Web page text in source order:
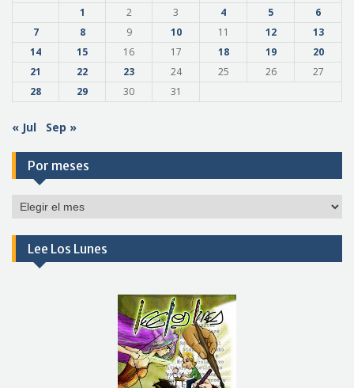
1 2 3 4 5
6
7
8 9 10 11 12
13
14
15 16 17 18 19
20
21
22 23 24 25 26
27
28
29 30 31
« Jul Sep »
Por meses
Por
Lee Los Lunes